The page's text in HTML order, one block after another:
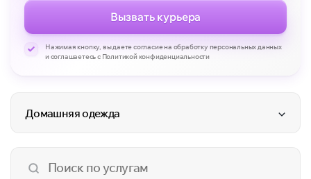
Вызвать курьера
Нажимая кнопку, вы даете согласие на обработку персональных данных
и соглашаетесь с Политикой конфиденциальности
Домашняя одежда